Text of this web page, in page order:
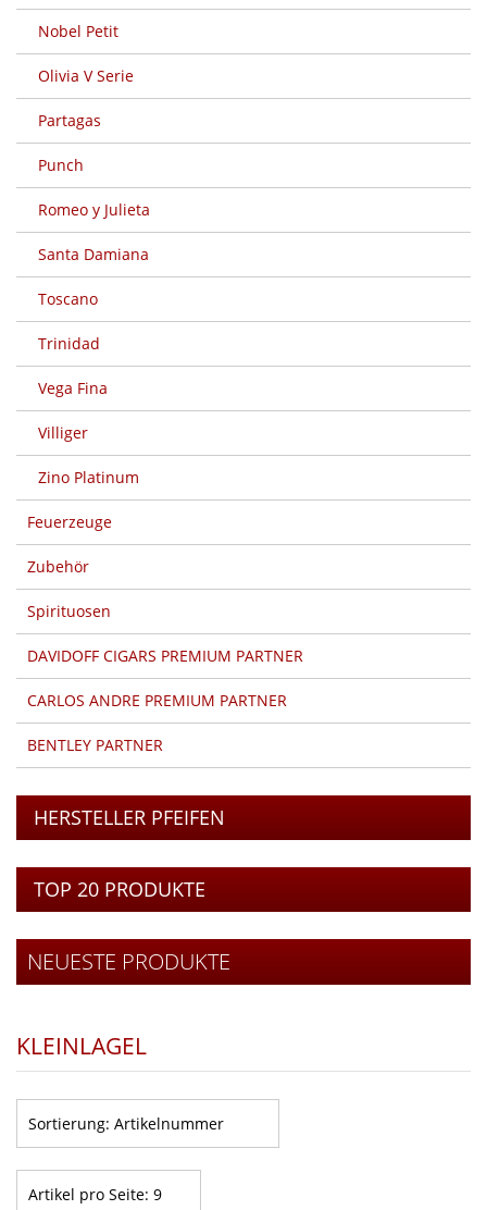
Nobel Petit
Olivia V Serie
Partagas
Punch
Romeo y Julieta
Santa Damiana
Toscano
Trinidad
Vega Fina
Villiger
Zino Platinum
Feuerzeuge
Zubehör
Spirituosen
DAVIDOFF CIGARS PREMIUM PARTNER
CARLOS ANDRE PREMIUM PARTNER
BENTLEY PARTNER
HERSTELLER PFEIFEN
TOP 20 PRODUKTE
NEUESTE PRODUKTE
KLEINLAGEL
Sortierung: Artikelnummer
Artikel pro Seite: 9